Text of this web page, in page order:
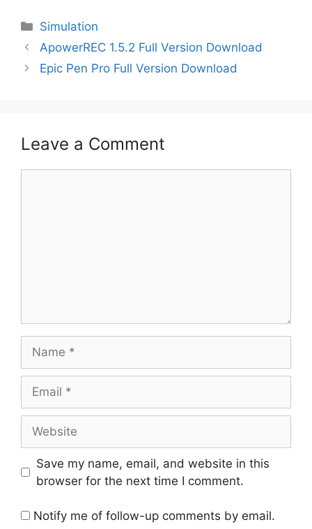
Categories
Simulation
ApowerREC 1.5.2 Full Version Download
Epic Pen Pro Full Version Download
Leave a Comment
Save my name, email, and website in this
browser for the next time I comment.
Notify me of follow-up comments by email.